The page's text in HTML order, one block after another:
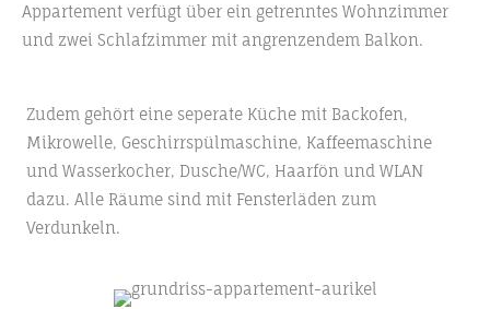
Appartement verfügt über ein getrenntes Wohnzimmer
und zwei Schlafzimmer mit angrenzendem Balkon.
Zudem gehört eine seperate Küche mit Backofen,
Mikrowelle, Geschirrspülmaschine, Kaffeemaschine
und Wasserkocher, Dusche/WC, Haarfön und WLAN
dazu. Alle Räume sind mit Fensterläden zum
Verdunkeln.